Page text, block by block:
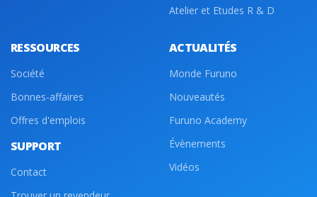
J
K
, 85150 LES ACHARDS, France
Atelier et Etudes R & D
RESSOURCES
Société
Bonnes-affaires
Offres d'emplois
SUPPORT
Contact
ACTUALITÉS
Monde Furuno
Nouveautés
Furuno Academy
Évènements
Vidéos